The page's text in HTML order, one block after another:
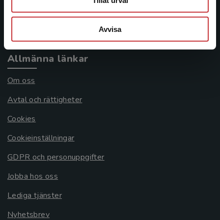
Avvisa
Köpvillkor
Allmänna länkar
Om oss
Avtal och rättigheter
Cookies
Cookieinställningar
GDPR och personuppgifter
Jobba hos oss
Lediga tjänster
Nyhetsbrev